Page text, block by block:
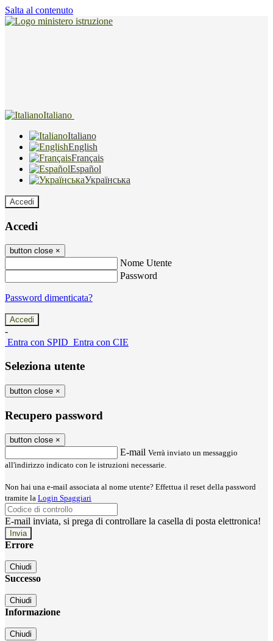
Salta al contenuto
Italiano
Italiano
English
Français
Español
Українська
Accedi
Accedi
button close ×
Nome Utente
Password
Password dimenticata?
-
Entra con SPID Entra con CIE
Seleziona utente
button close ×
Recupero password
button close ×
E-mail Verrà inviato un messaggio
all'indirizzo indicato con le istruzioni necessarie.
Non hai una e-mail associata al nome utente? Effettua il reset della password
tramite la Login Spaggiari
E-mail inviata, si prega di controllare la casella di posta elettronica!
Errore
Chiudi
Successo
Chiudi
Informazione
Chiudi